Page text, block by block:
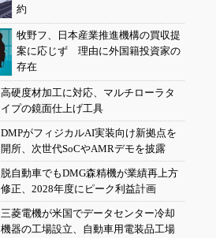
約
牧野フ、日本産業推進機構の買収提
案に応じず 理由に外国籍投資家の
存在
高硬度材加工に対応、マルチローラタ
イプの鏡面仕上げ工具
DMPがフィジカルAI実装向け新拠点を
開所、次世代SoCやAMRデモを披露
脱自動車でもDMG森精機が業績再上方
修正、2028年度にピーク利益計画
三菱電機が米国でデータセンター冷却
機器の工場設立、自動車用電装品工場